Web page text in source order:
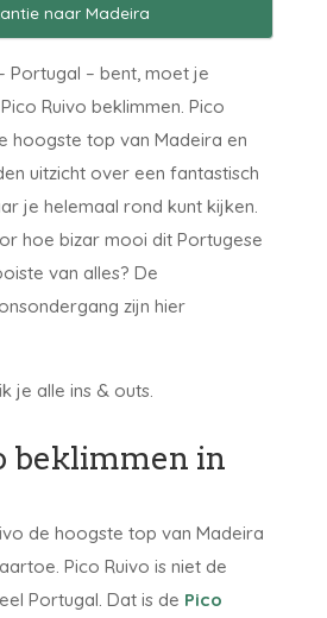
naar Madeira
Portugal – bent, moet je
Ruivo beklimmen. Pico
hoogste top van Madeira en
uitzicht over een fantastisch
je helemaal rond kunt kijken.
hoe bizar mooi dit Portugese
van alles? De
zijn hier
je alle ins & outs.
beklimmen in
de hoogste top van Madeira
Pico Ruivo is niet de
Portugal. Dat is de Pico